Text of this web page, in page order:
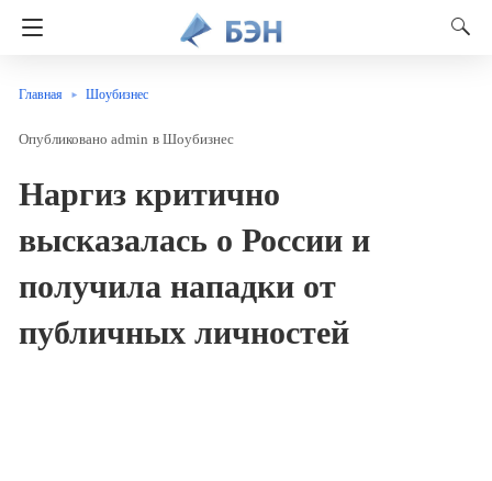
Главная Шоубизнес
admin в Шоубизнес
Наргиз критично
высказалась о России и
получила нападки от
публичных личностей